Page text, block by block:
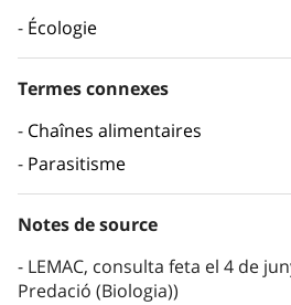
Écologie
Termes connexes
Chaînes alimentaires
Parasitisme
Notes de source
LEMAC, consulta feta el 4 de
Predació (Biologia))